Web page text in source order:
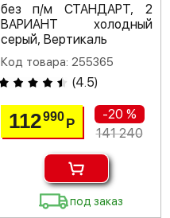
без п/м СТАНДАРТ, 2
ВАРИАНТ холодный
серый, Вертикаль
Код товара: 255365
(4.5)
112990 Р
-20 %
141 240
под заказ